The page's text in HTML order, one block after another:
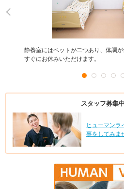
静養室にはベットが二つあり、体調
すぐにお休みいただけます。
スタッフ募集
ヒューマンラ
事をしてみま